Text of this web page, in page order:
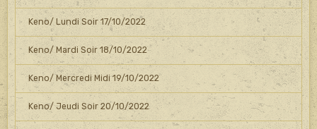
Keno/ Lundi Soir 17/10/2022
Keno/ Mardi Soir 18/10/2022
Keno/ Mercredi Midi 19/10/2022
Keno/ Jeudi Soir 20/10/2022